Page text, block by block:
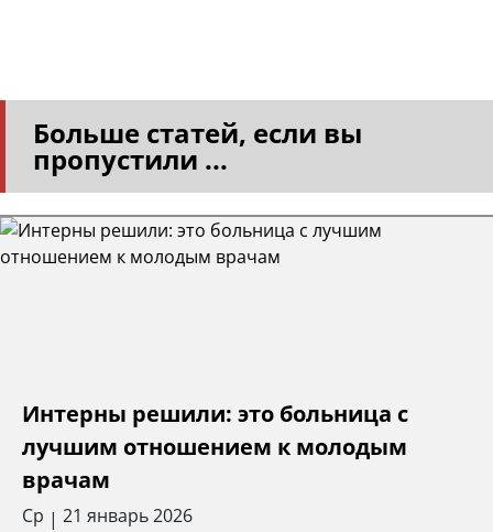
Больше статей, если вы
пропустили ...
Интерны решили: это больница с
лучшим отношением к молодым
врачам
Ср | 21 январь 2026